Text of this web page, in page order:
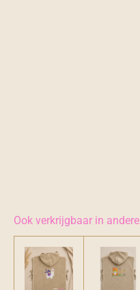
Ook verkrijgbaar in